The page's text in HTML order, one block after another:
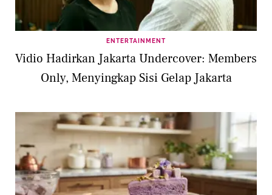
ENTERTAINMENT
Vidio Hadirkan Jakarta Undercover: Members
Only, Menyingkap Sisi Gelap Jakarta